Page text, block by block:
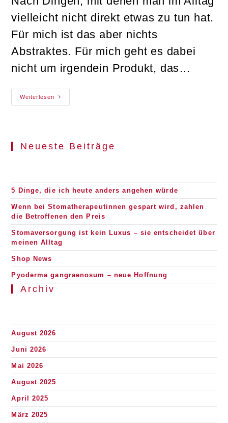
vielleicht nicht direkt etwas zu tun hat.
Für mich ist das aber nichts
Abstraktes. Für mich geht es dabei
nicht um irgendein Produkt, das…
Weiterlesen
Stomaversorgung
Ist
Über
Neueste Beiträge
5 Dinge, die ich heute anders angehen würde
Wenn bei Stomatherapeutinnen gespart wird, zahlen
die Betroffenen den Preis
Stomaversorgung ist kein Luxus – sie entscheidet über
meinen Alltag
Shop News
Pyoderma gangraenosum – neue Hoffnung
Archiv
August 2026
Juni 2026
Mai 2026
August 2025
April 2025
März 2025